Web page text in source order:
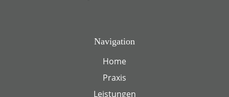
Navigation
Home
Praxis
Leistungen